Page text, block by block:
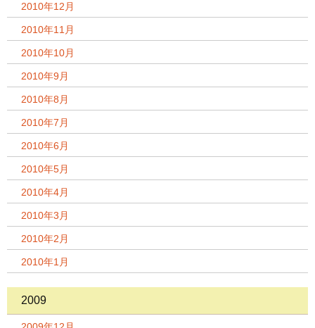
2010年12月
2010年11月
2010年10月
2010年9月
2010年8月
2010年7月
2010年6月
2010年5月
2010年4月
2010年3月
2010年2月
2010年1月
2009